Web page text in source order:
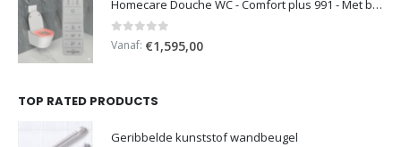
Homecare Douche WC - Comfort plus 991 - Met brilverwarming
0 out of 5
Vanaf: €1,595,00
TOP RATED PRODUCTS
Geribbelde kunststof wandbeugel